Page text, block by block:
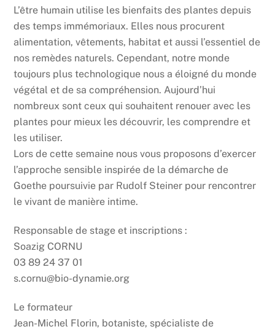
L’être humain utilise les bienfaits des plantes depuis
des temps immémoriaux. Elles nous procurent
alimentation, vêtements, habitat et aussi l’essentiel de
nos remèdes naturels. Cependant, notre monde
toujours plus technologique nous a éloigné du monde
végétal et de sa compréhension. Aujourd’hui
nombreux sont ceux qui souhaitent renouer avec les
plantes pour mieux les découvrir, les comprendre et
les utiliser.
Lors de cette semaine nous vous proposons d’exercer
l’approche sensible inspirée de la démarche de
Goethe poursuivie par Rudolf Steiner pour rencontrer
le vivant de manière intime.
Responsable de stage et inscriptions :
Soazig CORNU
03 89 24 37 01
s.cornu@bio-dynamie.org
Le formateur
Jean-Michel Florin, botaniste, spécialiste de